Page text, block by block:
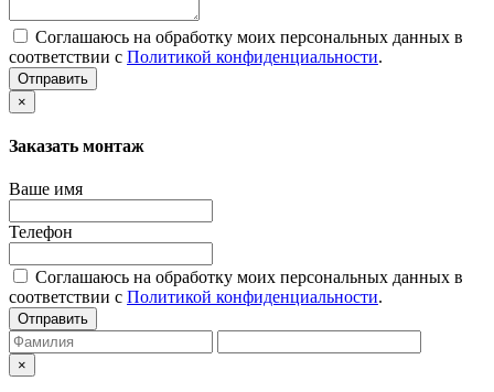
Соглашаюсь на обработку моих персональных данных в
соответствии с Политикой конфиденциальности.
Отправить
×
Заказать монтаж
Ваше имя
Телефон
Соглашаюсь на обработку моих персональных данных в
соответствии с Политикой конфиденциальности.
Отправить
×